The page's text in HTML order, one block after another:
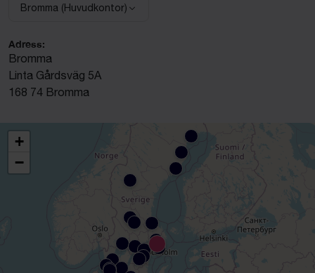
Välj anläggning:
Bromma (Huvudkontor)
Adress:
Bromma
Linta Gårdsväg 5A
168 74 Bromma
+
−